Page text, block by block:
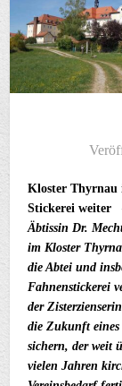
Kloster Thyrnau
Stickerei
Äbtissin Dr.
im Kloster
die Abtei und
Fahnenstickerei
der
die Zukunft eines
sichern, der weit
vielen Jahren